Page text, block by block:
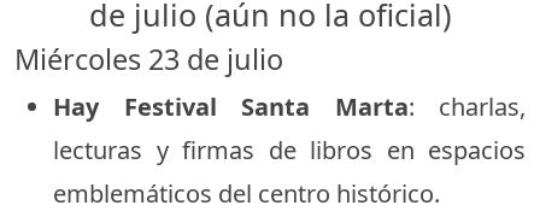
de julio (aún no la oficial)
Miércoles 23 de julio
Hay Festival Santa Marta: charlas,
lecturas y firmas de libros en espacios
emblemáticos del centro histórico.